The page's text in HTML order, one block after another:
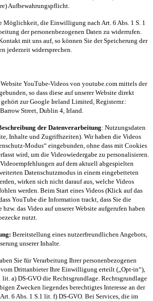
Aufbewahrungspflicht.
Möglichkeit, die Einwilligung nach Art. 6 Abs. 1 S. 1
der personenbezogenen Daten zu widerrufen.
mit uns auf, so können Sie der Speicherung der
jederzeit widersprechen.
YouTube-Videos von youtube.com mittels der
so dass diese auf unserer Website direkt
zur Google Ireland Limited, Registernr.:
Street, Dublin 4, Irland.
der Datenverarbeitung: Nutzungsdaten
Inhalte und Zugriffszeiten). Wir haben die Videos
Modus“ eingebunden, ohne dass mit Cookies
wird, um die Videowiedergabe zu personalisieren.
auf dem aktuell abgespielten
Datenschutzmodus in einem eingebetteten
wirken sich nicht darauf aus, welche Videos
werden. Beim Start eines Videos (Klick auf das
YouTube die Information trackt, dass Sie die
bzw. das Video auf unserer Website aufgerufen haben
nutzt.
Bereitstellung eines nutzerfreundlichen Angebots,
unserer Inhalte.
Sie für Verarbeitung Ihrer personenbezogenen
vom Drittanbieter Ihre Einwilligung erteilt („Opt-in“),
lit. a) DS-GVO die Rechtsgrundlage. Rechtsgrundlage
Zwecken liegendes berechtigtes Interesse an der
6 Abs. 1 S.1 lit. f) DS-GVO. Bei Services, die im